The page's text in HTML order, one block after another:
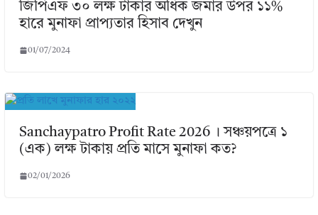
জিপিএফ ৩০ লক্ষ টাকার অধিক জমার উপর ১১%
হারে মুনাফা প্রাপ্যতার হিসাব দেখুন
01/07/2024
Sanchaypatro Profit Rate 2026 । সঞ্চয়পত্রে ১
(এক) লক্ষ টাকায় প্রতি মাসে মুনাফা কত?
02/01/2026